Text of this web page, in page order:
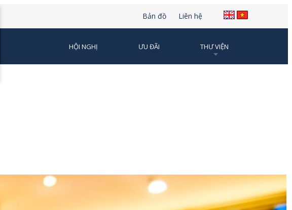
Bản đồ Liên hệ
HỘI NGHỊ ƯU ĐÃI THƯ VIỆN